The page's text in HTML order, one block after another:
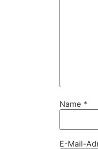
Name *
E-Mail-